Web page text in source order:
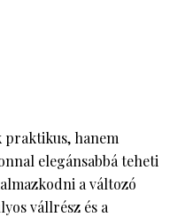
praktikus, hanem
elegánsabbá teheti
a változó
vállrész és a